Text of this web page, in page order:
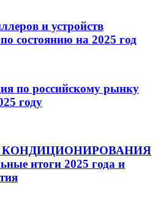
и устройств
состоянию на 2025 год
по российскому рынку
году
итоги 2025 года и